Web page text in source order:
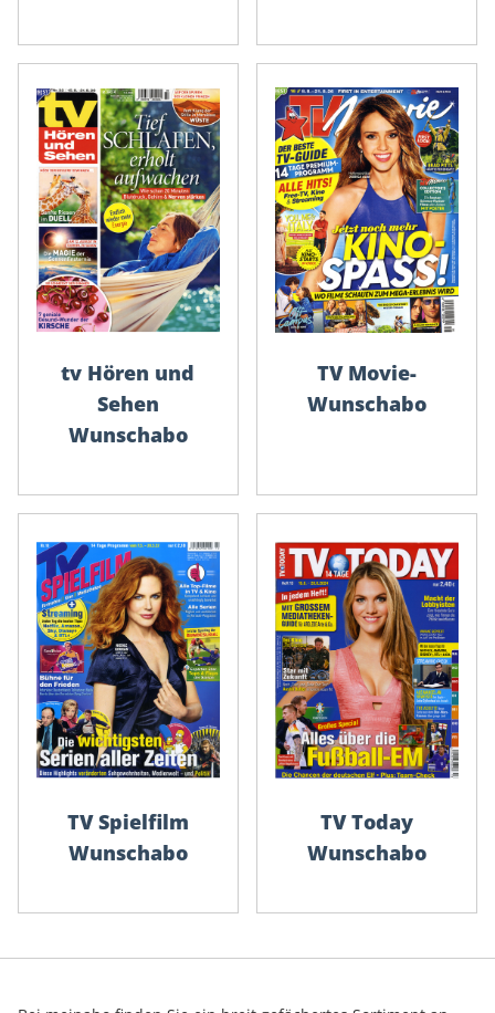
tv Hören und
Sehen
Wunschabo
TV Movie-
Wunschabo
TV Spielfilm
Wunschabo
TV Today
Wunschabo